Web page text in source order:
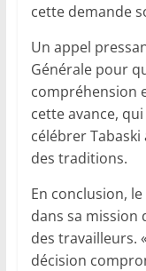
cette demande
Un appel
Générale pour
compréhension
cette avance,
célébrer
des traditions.
En conclusion,
dans sa mission
des travailleurs.
décision